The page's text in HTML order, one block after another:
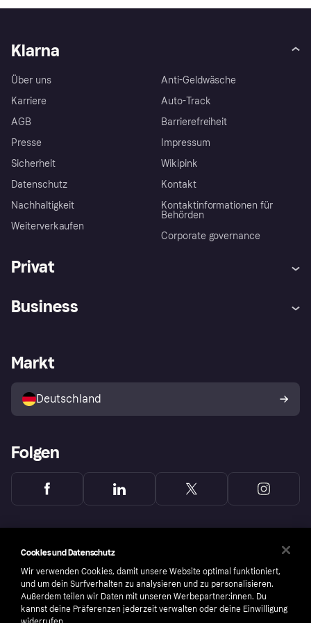
Klarna
Über uns
Karriere
AGB
Presse
Sicherheit
Datenschutz
Nachhaltigkeit
Weiterverkaufen
Anti-Geldwäsche
Auto-Track
Barrierefreiheit
Impressum
Wikipink
Kontakt
Kontaktinformationen für
Behörden
Corporate governance
Privat
Klarna App
Shops entdecken
Käuferschutzrichtlinie
Dein Widerrufsrecht
Business
Händlerportal
Markt
Deutschland
Folgen
Cookies und Datenschutz
Wir verwenden Cookies, damit unsere Website optimal funktioniert,
und um dein Surfverhalten zu analysieren und zu personalisieren.
Außerdem teilen wir Daten mit unseren Werbepartner:innen. Du
kannst deine Präferenzen jederzeit verwalten oder deine Einwilligung